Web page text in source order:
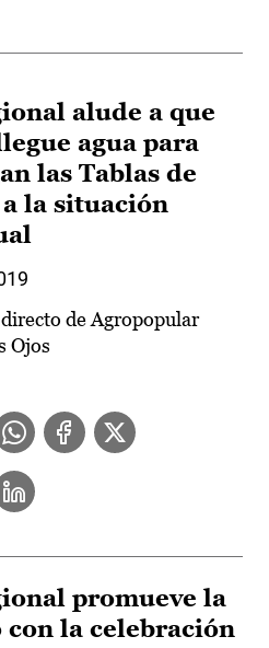
alude a que
agua para
las Tablas de
la situación
de Agropopular
Ojos
promueve la
la celebración